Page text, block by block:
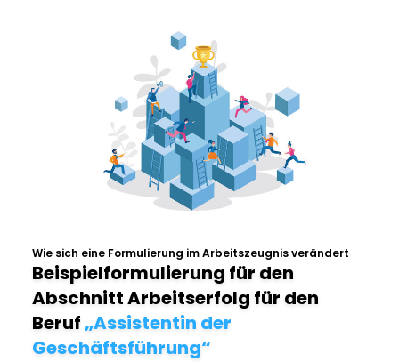
Wie sich eine Formulierung im Arbeitszeugnis verändert
Beispielformulierung für den
Abschnitt Arbeitserfolg für den
Beruf„Assistentin der
Geschäftsführung“